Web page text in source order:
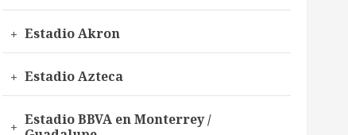
Estadio Akron
Estadio Azteca
Estadio BBVA en Monterrey /